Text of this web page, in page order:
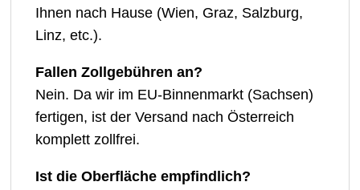
Ihnen nach Hause (Wien, Graz, Salzburg,
Linz, etc.).
Fallen Zollgebühren an?
Nein. Da wir im EU-Binnenmarkt (Sachsen)
fertigen, ist der Versand nach Österreich
komplett zollfrei.
Ist die Oberfläche empfindlich?